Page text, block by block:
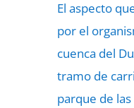
El aspecto
por el
cuenca del
tramo de
parque de